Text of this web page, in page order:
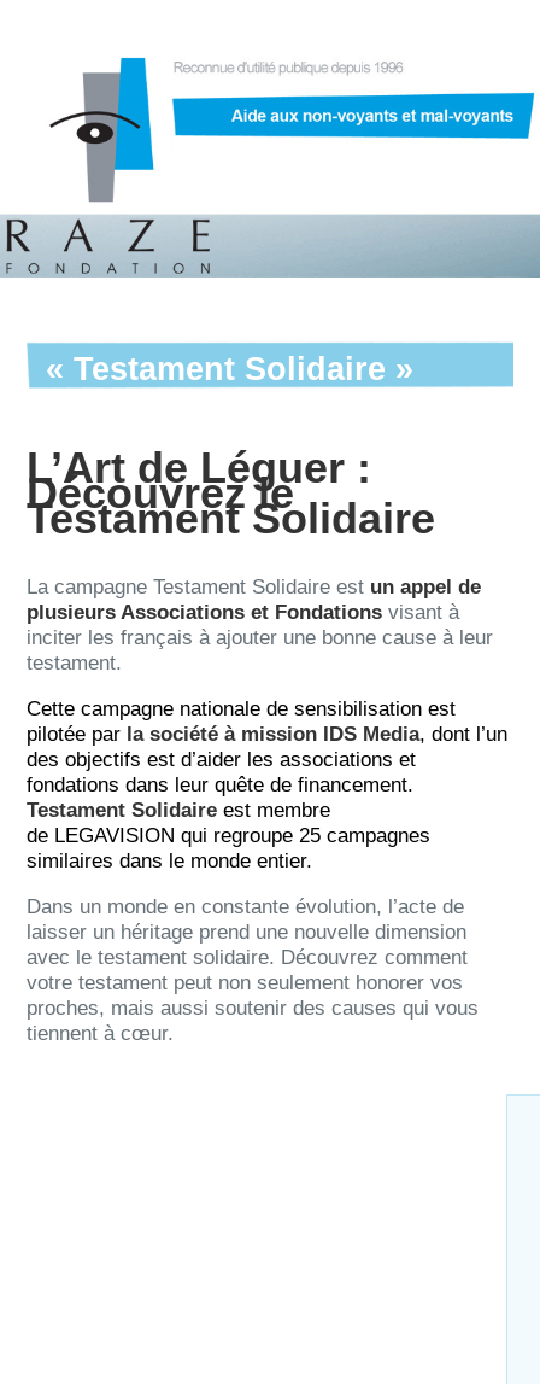
« Testament Solidaire »
L’Art de Léguer :
Découvrez le
Testament Solidaire
La campagne Testament Solidaire est un appel de
plusieurs Associations et Fondationsvisant à
inciter les français à ajouter une bonne cause à leur
testament.
Cette campagne nationale de sensibilisation est
pilotée par la société à mission IDS Media, dont l’un
des objectifs est d’aider les associations et
fondations dans leur quête de financement.
Testament Solidaire est membre
de LEGAVISION qui regroupe 25 campagnes
similaires dans le monde entier.
Dans un monde en constante évolution, l’acte de
laisser un héritage prend une nouvelle dimension
avec le testament solidaire. Découvrez comment
votre testament peut non seulement honorer vos
proches, mais aussi soutenir des causes qui vous
tiennent à cœur.